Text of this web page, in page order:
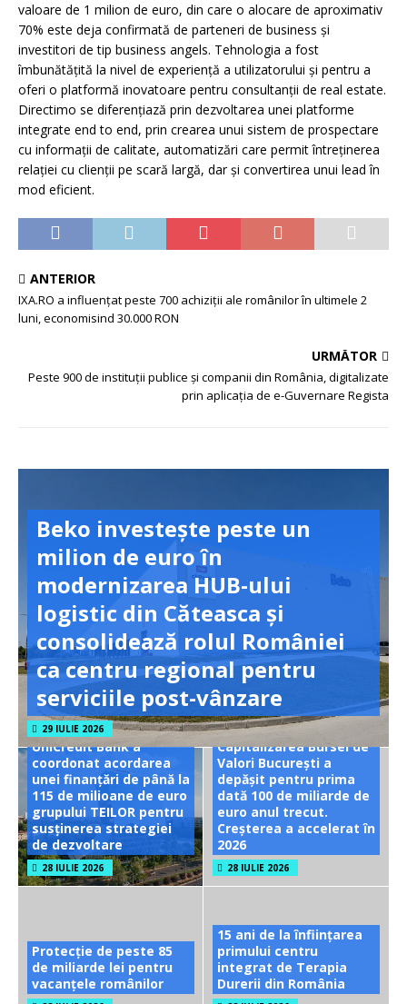
valoare de 1 milion de euro, din care o alocare de aproximativ
70% este deja confirmată de parteneri de business și
investitori de tip business angels. Tehnologia a fost
îmbunătățită la nivel de experiență a utilizatorului și pentru a
oferi o platformă inovatoare pentru consultanții de real estate.
Directimo se diferențiază prin dezvoltarea unei platforme
integrate end to end, prin crearea unui sistem de prospectare
cu informații de calitate, automatizări care permit întreținerea
relației cu clienții pe scară largă, dar și convertirea unui lead în
mod eficient.
ANTERIOR
IXA.RO a influențat peste 700 achiziții ale românilor în ultimele 2
luni, economisind 30.000 RON
URMĂTOR
Peste 900 de instituții publice și companii din România, digitalizate
prin aplicația de e-Guvernare Regista
Beko investește peste un
milion de euro în
modernizarea HUB-ului
logistic din Căteasca și
consolidează rolul României
ca centru regional pentru
serviciile post-vânzare
29 IULIE 2026
UniCredit Bank a
coordonat acordarea
unei finanțări de până la
115 de milioane de euro
grupului TEILOR pentru
susținerea strategiei
de dezvoltare
28 IULIE 2026
Capitalizarea Bursei de
Valori București a
depășit pentru prima
dată 100 de miliarde de
euro anul trecut.
Creșterea a accelerat în
2026
28 IULIE 2026
Protecție de peste 85
de miliarde lei pentru
vacanțele românilor
15 ani de la înființarea
primului centru
integrat de Terapia
Durerii din România